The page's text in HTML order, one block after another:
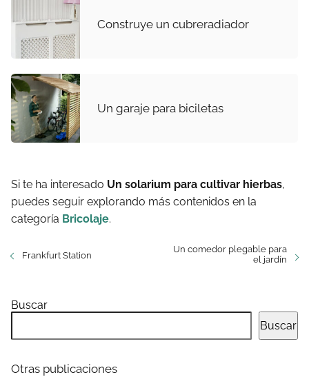
Construye un cubreradiador
Un garaje para biciletas
Si te ha interesado Un solarium para cultivar hierbas,
puedes seguir explorando más contenidos en la
categoría Bricolaje.
Frankfurt Station
Un comedor plegable para
el jardín
Buscar
Buscar
Otras publicaciones